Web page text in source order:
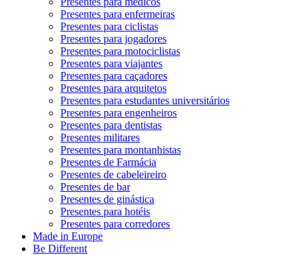
Presentes para enfermeiras
Presentes para ciclistas
Presentes para jogadores
Presentes para motociclistas
Presentes para viajantes
Presentes para caçadores
Presentes para arquitetos
Presentes para estudantes universitários
Presentes para engenheiros
Presentes para dentistas
Presentes militares
Presentes para montanhistas
Presentes de Farmácia
Presentes de cabeleireiro
Presentes de bar
Presentes de ginástica
Presentes para hotéis
Presentes para corredores
Made in Europe
Be Different